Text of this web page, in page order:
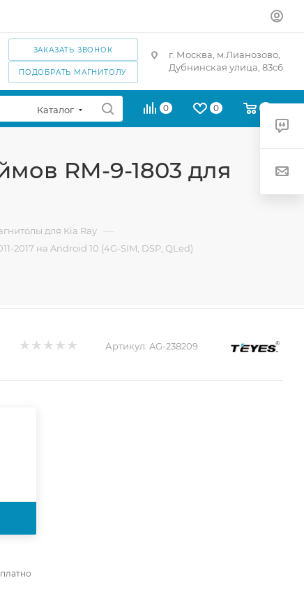
ЗАКАЗАТЬ ЗВОНОК
ПОДОБРАТЬ МАГНИТОЛУ
г. Москва, м.Лианозово,
Дубнинская улица, 83с6
Каталог 0 0
RM-9-1803 для
для Kia Ray —
2017 на Android 10 (4G-SIM, DSP, QLed)
Артикул: AG-238209